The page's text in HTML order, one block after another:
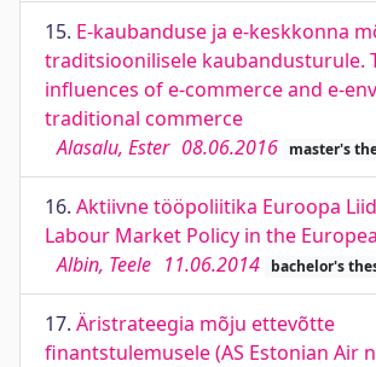
15. E-kaubanduse ja e-keskkonna
traditsioonilisele kaubandusturule.
influences of e-commerce and e-
traditional commerce
Alasalu, Ester 08.06.2016 master's
16. Aktiivne tööpoliitika Euroopa
Labour Market Policy in the
Albin, Teele 11.06.2014 bachelor's
17. Äristrateegia mõju ettevõtte
finantstulemusele (AS Estonian Air